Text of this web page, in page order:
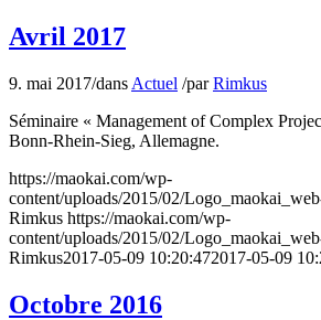
Avril 2017
9. mai 2017/dans Actuel /parRimkus
Séminaire « Management of Complex
Bonn-Rhein-Sieg, Allemagne.
https://maokai.com/wp-
content/uploads/2015/02/
Rimkus https://maokai.com/wp-
content/uploads/2015/02/
Rimkus2017-05-09 10:20:472017-05-09
Octobre 2016